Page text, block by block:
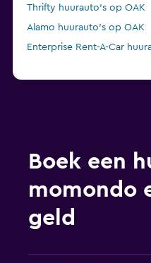
Thrifty huurauto's op OAK
Alamo huurauto's op OAK
Enterprise Rent-A-Car
Boek een
momondo
geld